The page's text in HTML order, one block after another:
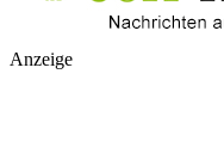
Anzeige